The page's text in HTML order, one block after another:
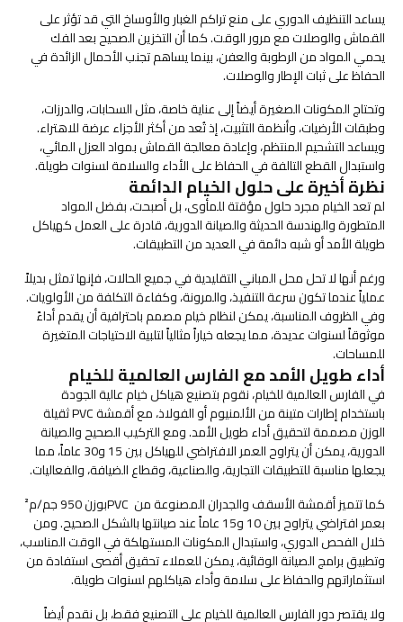
يساعد التنظيف الدوري على منع تراكم الغبار والأوساخ التي قد تؤثر على
القماش والوصلات مع مرور الوقت. كما أن التخزين الصحيح بعد الفك
يحمي المواد من الرطوبة والعفن، بينما يساهم تجنب الأحمال الزائدة في
الحفاظ على ثبات الإطار والوصلات.
وتحتاج المكونات الصغيرة أيضاً إلى عناية خاصة، مثل السحابات، والدرزات،
وطبقات الأرضيات، وأنظمة التثبيت، إذ تُعد من أكثر الأجزاء عرضة للاهتراء.
ويساعد التشحيم المنتظم، وإعادة معالجة القماش بمواد العزل المائي،
واستبدال القطع التالفة في الحفاظ على الأداء والسلامة لسنوات طويلة.
نظرة أخيرة على حلول الخيام الدائمة
لم تعد الخيام مجرد حلول مؤقتة للمأوى، بل أصبحت، بفضل المواد
المتطورة والهندسة الحديثة والصيانة الدورية، قادرة على العمل كهياكل
طويلة الأمد أو شبه دائمة في العديد من التطبيقات.
ورغم أنها لا تحل محل المباني التقليدية في جميع الحالات، فإنها تمثل بديلاً
عملياً عندما تكون سرعة التنفيذ، والمرونة، وكفاءة التكلفة من الأولويات.
وفي الظروف المناسبة، يمكن لنظام خيام مصمم باحترافية أن يقدم أداءً
موثوقاً لسنوات عديدة، مما يجعله خياراً مثالياً لتلبية الاحتياجات المتغيرة
للمساحات.
أداء طويل الأمد مع الفارس العالمية للخيام
في الفارس العالمية للخيام، نقوم بتصنيع هياكل خيام عالية الجودة
باستخدام إطارات متينة من الألمنيوم أو الفولاذ، مع أقمشة PVC ثقيلة
الوزن مصممة لتحقيق أداء طويل الأمد. ومع التركيب الصحيح والصيانة
الدورية، يمكن أن يتراوح العمر الافتراضي للهياكل بين 15 و30 عاماً، مما
يجعلها مناسبة للتطبيقات التجارية، والصناعية، وقطاع الضيافة، والفعاليات.
كما تتميز أقمشة الأسقف والجدران المصنوعة من PVCبوزن 950 جم/م²
بعمر افتراضي يتراوح بين 10 و15 عاماً عند صيانتها بالشكل الصحيح. ومن
خلال الفحص الدوري، واستبدال المكونات المستهلكة في الوقت المناسب،
وتطبيق برامج الصيانة الوقائية، يمكن للعملاء تحقيق أقصى استفادة من
استثماراتهم والحفاظ على سلامة وأداء هياكلهم لسنوات طويلة.
ولا يقتصر دور الفارس العالمية للخيام على التصنيع فقط، بل نقدم أيضاً